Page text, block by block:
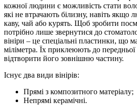
кожної людини є можливість стати
які не втрачають білизну, навіть якщо
каву, чай або курять. Щоб зробити
потрібно лише звернутися до
вініри – це спеціальні пластинки, що
міліметра. Їх приклеюють до
відтворити його зовнішню частину.
Існує два види вінірів:
Прямі з композитного матеріалу;
Непрямі керамічні.